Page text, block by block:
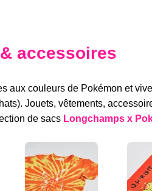
accessoires
aux couleurs de Pokémon et
Jouets, vêtements,
de sacs Longchamps x